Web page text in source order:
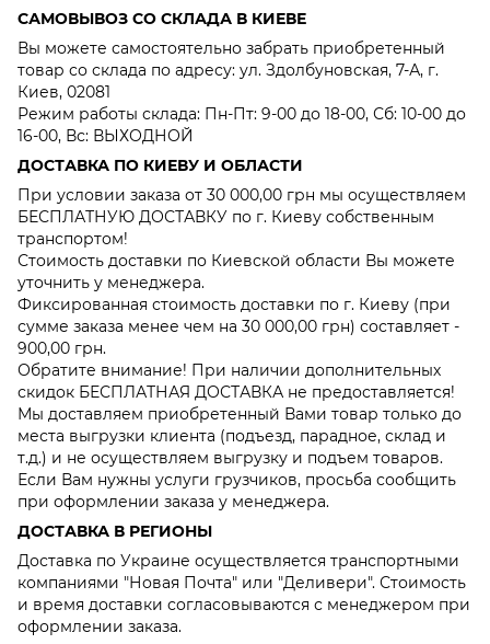
САМОВЫВОЗ СО СКЛАДА В КИЕВЕ
Вы можете самостоятельно забрать приобретенный
товар со склада по адресу: ул. Здолбуновская, 7-А, г.
Киев, 02081
Режим работы склада: Пн-Пт: 9-00 до 18-00, Сб: 10-00 до
16-00, Вс: ВЫХОДНОЙ
ДОСТАВКА ПО КИЕВУ И ОБЛАСТИ
При условии заказа от 30 000,00 грн мы осуществляем
БЕСПЛАТНУЮ ДОСТАВКУ по г. Киеву собственным
транспортом!
Стоимость доставки по Киевской области Вы можете
уточнить у менеджера.
Фиксированная стоимость доставки по г. Киеву (при
сумме заказа менее чем на 30 000,00 грн) составляет -
900,00 грн.
Обратите внимание! При наличии дополнительных
скидок БЕСПЛАТНАЯ ДОСТАВКА не предоставляется!
Мы доставляем приобретенный Вами товар только до
места выгрузки клиента (подъезд, парадное, склад и
т.д.) и не осуществляем выгрузку и подъем товаров.
Если Вам нужны услуги грузчиков, просьба сообщить
при оформлении заказа у менеджера.
ДОСТАВКА В РЕГИОНЫ
Доставка по Украине осуществляется транспортными
компаниями "Новая Почта" или "Деливери". Стоимость
и время доставки согласовываются с менеджером при
оформлении заказа.